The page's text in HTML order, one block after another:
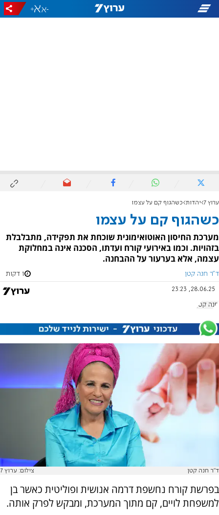
-
+
ערוץ 7 יהדות כשהגוף קם על עצמו
כשהגוף קם על עצמו
מערכת החיסון האוטואימונית שוכחת את תפקידה, מתבלבלת
בזהויות. וכמו באירועי קורח ועדתו, הסכנה אינה במחלוקת
עצמה, אלא בערעור על ההבחנה.
ד"ר חנה קטן 1 דקות
28.06.25, 23:23
חנה קטן
ד"ר חנה קטן צילום: ערוץ 7
בפרשת קורח נחשפת דרמה אנושית ופוליטית כאשר בן
למשפחת לויים, קם מתוך המערכת, ומבקש לפרק אותה.